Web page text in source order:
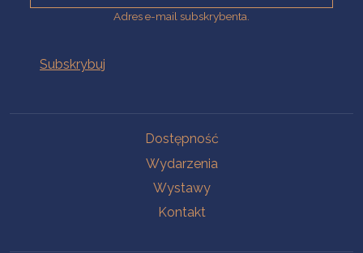
Adres e-mail subskrybenta.
Dostępność
Wydarzenia
Wystawy
Kontakt